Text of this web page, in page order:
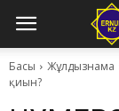
Басы Жұлдызнама
қиын?